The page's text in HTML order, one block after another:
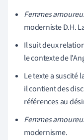
Femmes
moderniste D.H.
Il suit deux
le contexte de
Le texte a suscité
il contient des
références au
Femmes
modernisme.